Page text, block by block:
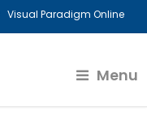
Visual Paradigm Online
Menu